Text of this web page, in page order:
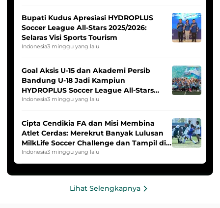
Bupati Kudus Apresiasi HYDROPLUS
Soccer League All-Stars 2025/2026:
Selaras Visi Sports Tourism
Indonesia3 minggu yang lalu
Goal Aksis U-15 dan Akademi Persib
Bandung U-18 Jadi Kampiun
HYDROPLUS Soccer League All-Stars
2025/2026
Indonesia3 minggu yang lalu
Cipta Cendikia FA dan Misi Membina
Atlet Cerdas: Merekrut Banyak Lulusan
MilkLife Soccer Challenge dan Tampil di
HYDROPLUS Soccer League
Indonesia3 minggu yang lalu
Lihat Selengkapnya